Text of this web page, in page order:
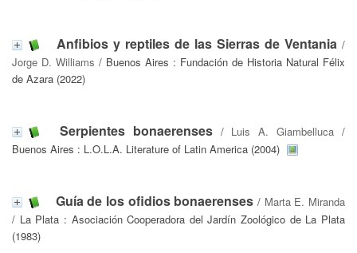
Anfibios y reptiles de las Sierras de Ventania /
Jorge D. Williams / Buenos Aires : Fundación de Historia Natural Félix
de Azara (2022)
Serpientes bonaerenses/ Luis A. Giambelluca /
Buenos Aires : L.O.L.A. Literature of Latin America (2004)
Guía de los ofidios bonaerenses / Marta E. Miranda
/ La Plata : Asociación Cooperadora del Jardín Zoológico de La Plata
(1983)